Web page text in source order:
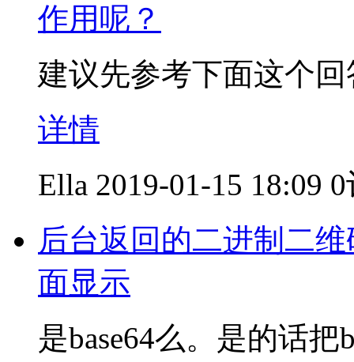
作用呢？
建议先参考下面这个回
详情
Ella 2019-01-15 18:09
后台返回的二进制二
面显示
是base64么。是的话把